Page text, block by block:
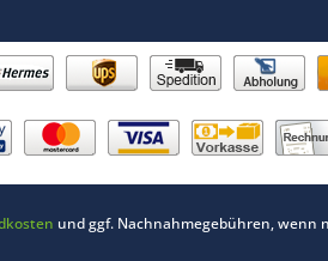
und ggf. Nachnahmegebühren, wenn